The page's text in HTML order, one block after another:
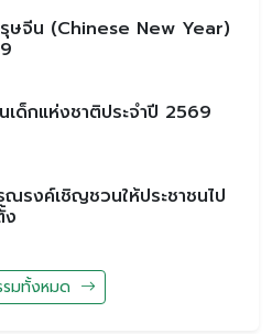
ษจีน (Chinese New Year)
เด็กแห่งชาติประจำปี 2569
ณรงค์เชิญชวนให้ประชาชนไป
ง
มทั้งหมด